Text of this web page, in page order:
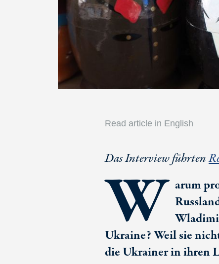
Read article in English
Das Interview führten
W arum
Ukraine? Weil sie
die Ukrainer in ihren